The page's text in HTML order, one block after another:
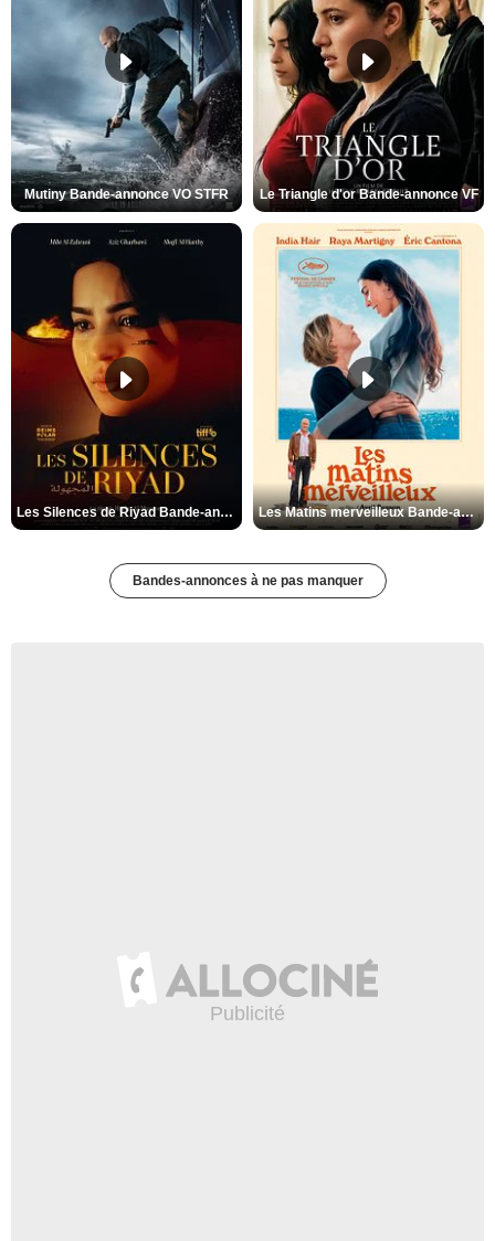
Mutiny Bande-annonce VO STFR Le Triangle d'or Bande-annonce VF
Les Silences de Riyad Bande-annonce VO STFR Les Matins merveilleux Bande-annonce VF
Bandes-annonces à ne pas manquer